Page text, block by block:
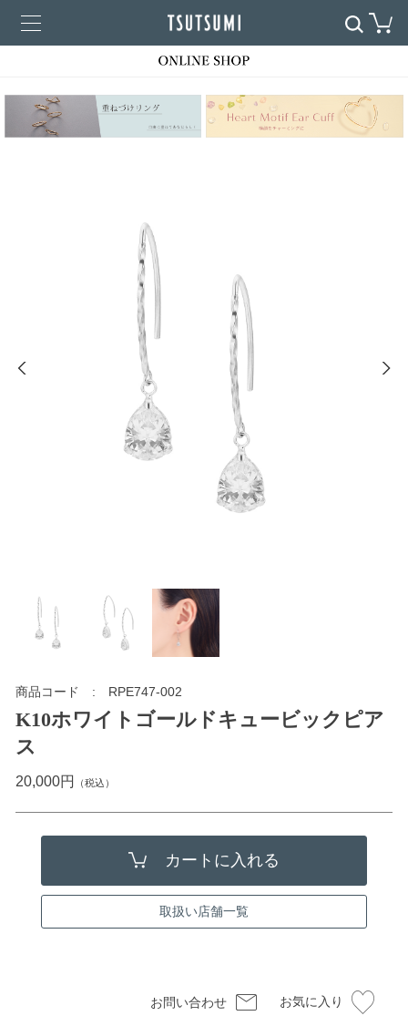
商品コード RPE747-002
K10ホワイトゴールドキュービックピア
ス
20,000円 （税込）
取扱い店舗一覧
お問い合わせ お気に入り